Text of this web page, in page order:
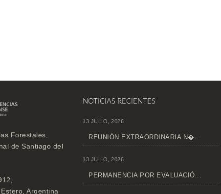
Forestales,
de Santiago del
Argentina
NOTICIAS RECIENTES
13 JULIO, 2026
REUNIÓN EXTRAORDINARIA N�...
13 JULIO, 2026
PERMANENCIA POR EVALUACIÓ...